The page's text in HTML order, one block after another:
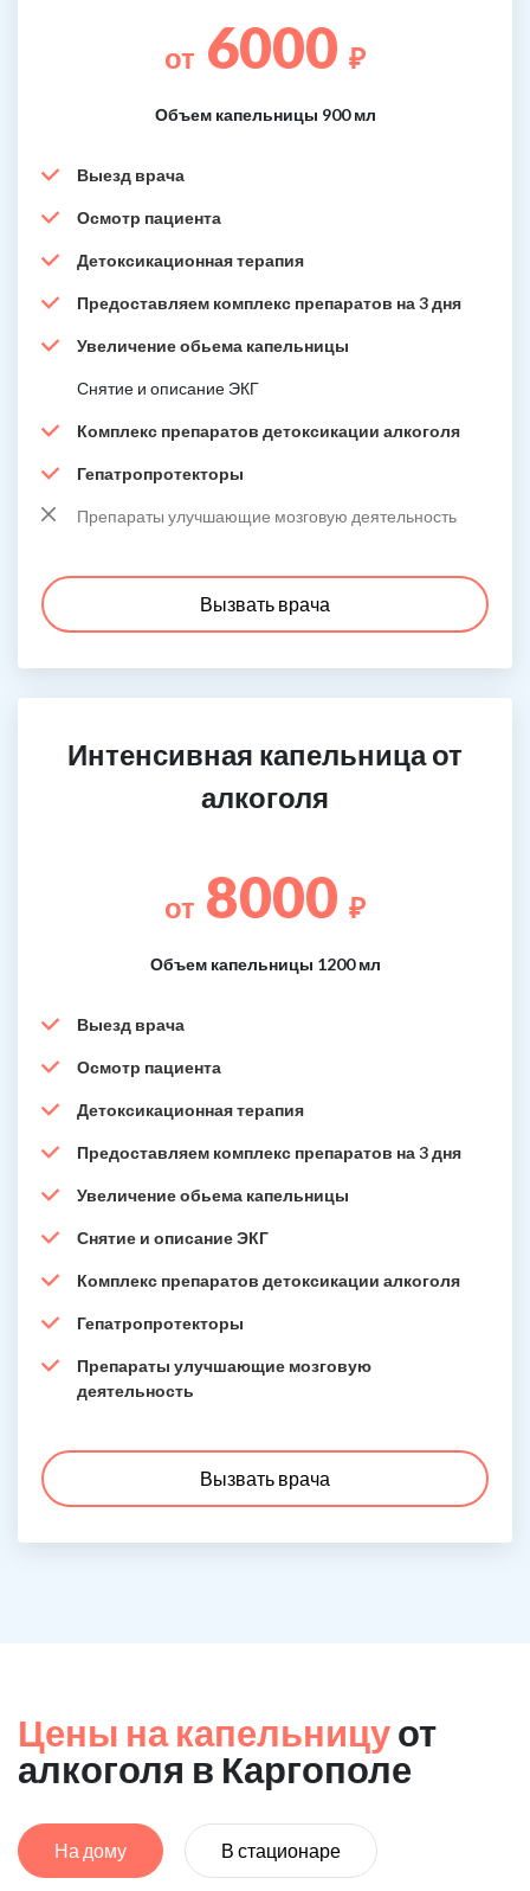
от 6000 ₽
Объем капельницы 900 мл
Выезд врача
Осмотр пациента
Детоксикационная терапия
Предоставляем комплекс препаратов на 3 дня
Увеличение обьема капельницы
Снятие и описание ЭКГ
Комплекс препаратов детоксикации алкоголя
Гепатропротекторы
Препараты улучшающие мозговую деятельность
Вызвать врача
Интенсивная капельница от
алкоголя
от 8000 ₽
Объем капельницы 1200 мл
Выезд врача
Осмотр пациента
Детоксикационная терапия
Предоставляем комплекс препаратов на 3 дня
Увеличение обьема капельницы
Снятие и описание ЭКГ
Комплекс препаратов детоксикации алкоголя
Гепатропротекторы
Препараты улучшающие мозговую
деятельность
Вызвать врача
Цены на капельницуот
алкоголя в Каргополе
На дому В стационаре